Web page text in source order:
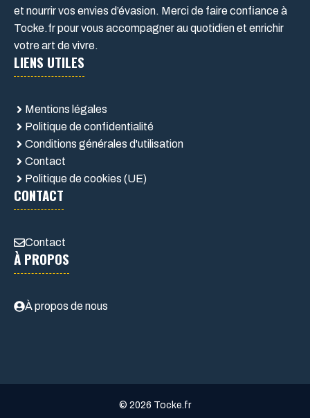
et nourrir vos envies d’évasion. Merci de faire confiance à
Tocke.fr pour vous accompagner au quotidien et enrichir
votre art de vivre.
LIENS UTILES
Mentions légales
Politique de confidentialité
Conditions générales d'utilisation
Contact
Politique de cookies (UE)
CONTACT
Contact
À PROPOS
À propos de nous
© 2026 Tocke.fr